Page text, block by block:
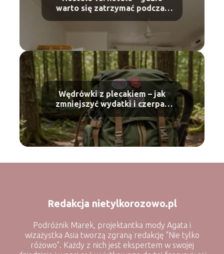
warto się zatrzymać podczas
Wędrówki z plecakiem – jak
zmniejszyć wydatki i czerpać
radość z niezależności?
Redakcja nietylkorozowo.pl
Podróżnik Marek, projektantka mody Agata i
wizażystka Asia tworzą zgraną redakcję "Nie tylko
różowo". Każdy z nich jest ekspertem w swojej